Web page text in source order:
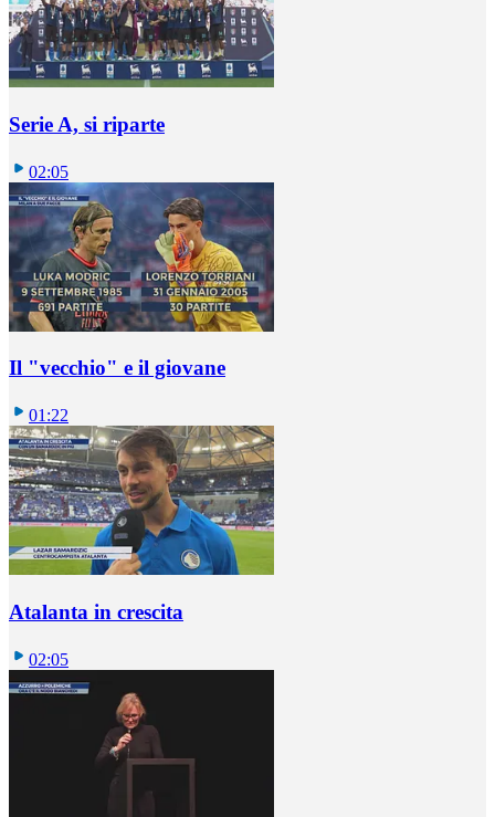
Serie A, si riparte
02:05
Il "vecchio" e il giovane
01:22
Atalanta in crescita
02:05